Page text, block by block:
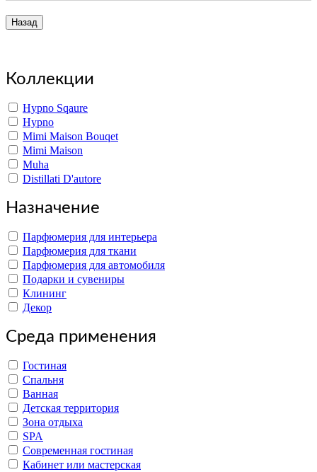
Коллекции
Hypno Sqaure
Hypno
Mimi Maison Bouqet
Mimi Maison
Muha
Distillati D'autore
Назначение
Парфюмерия для интерьера
Парфюмерия для ткани
Парфюмерия для автомобиля
Подарки и сувениры
Клининг
Декор
Среда применения
Гостиная
Спальня
Ванная
Детская территория
Зона отдыха
SPA
Современная гостиная
Кабинет или мастерская